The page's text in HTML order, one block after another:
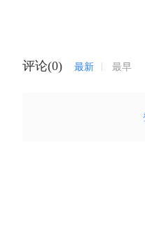
评论(0) 最新 最早